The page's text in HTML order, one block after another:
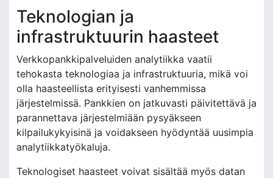
Teknologian ja
infrastruktuurin haasteet
Verkkopankkipalveluiden analytiikka vaatii
tehokasta teknologiaa ja infrastruktuuria, mikä voi
olla haasteellista erityisesti vanhemmissa
järjestelmissä. Pankkien on jatkuvasti päivitettävä ja
parannettava järjestelmiään pysyäkseen
kilpailukykyisinä ja voidakseen hyödyntää uusimpia
analytiikkatyökaluja.
Teknologiset haasteet voivat sisältää myös datan